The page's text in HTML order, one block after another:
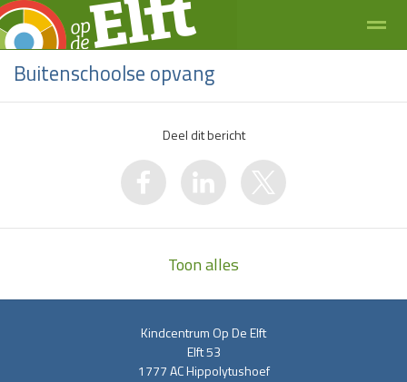
Buitenschoolse opvang
Deel dit bericht
Toon alles
Kindcentrum Op De Elft
Elft 53
1777 ACHippolytushoef